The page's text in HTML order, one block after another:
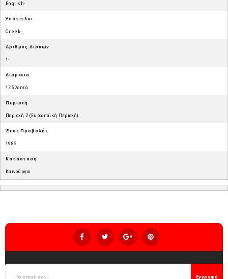
English-
Υπότιτλοι
Greek-
Αριθμός Δίσκων
1-
Διάρκεια
125 λεπτά
Περιοχή
Περιοχή 2 (Ευρωπαϊκή Περιοχή)
Έτος Προβολής
1985
Κατάσταση
Καινούργιο
Εγγραφή